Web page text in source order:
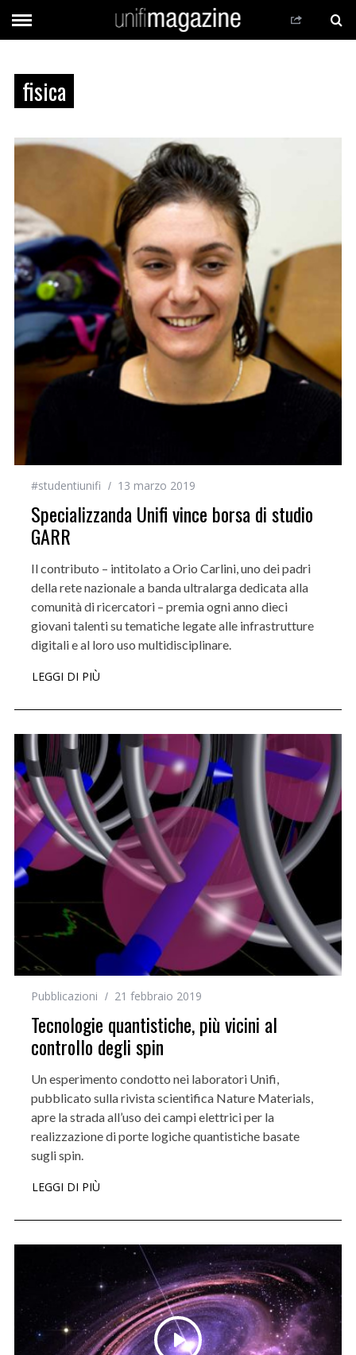
fisica
#studentiunifi 13 marzo 2019
Specializzanda Unifi vince borsa di studio
GARR
Il contributo – intitolato a Orio Carlini, uno dei padri
della rete nazionale a banda ultralarga dedicata alla
comunità di ricercatori – premia ogni anno dieci
giovani talenti su tematiche legate alle infrastrutture
digitali e al loro uso multidisciplinare.
LEGGI DI PIÙ
Pubblicazioni 21 febbraio 2019
Tecnologie quantistiche, più vicini al
controllo degli spin
Un esperimento condotto nei laboratori Unifi,
pubblicato sulla rivista scientifica Nature Materials,
apre la strada all’uso dei campi elettrici per la
realizzazione di porte logiche quantistiche basate
sugli spin.
LEGGI DI PIÙ